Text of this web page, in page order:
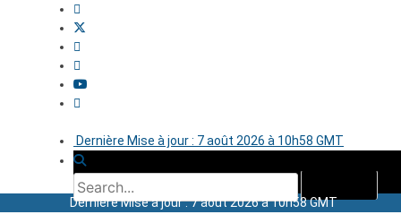
Dernière Mise à jour : 7 août 2026 à 10h58 GMT
Dernière Mise à jour : 7 août 2026 à 10h58 GMT